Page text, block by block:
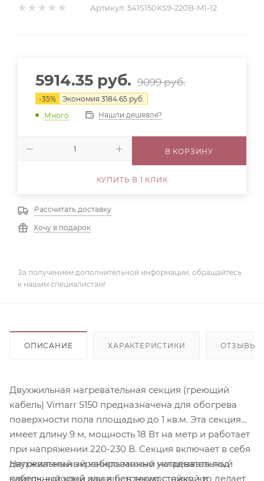
Артикул: 541S150KS9-220B-M1-12
5914.35 руб. 9099руб.
-35% Экономия 3184.65 руб.
Много
Нашли дешевле?
В КОРЗИНУ
КУПИТЬ В 1 КЛИК
Рассчитать доставку
Хочу в подарок
За получением дополнительной информации, обращайтесь
к нашим специалистам!
ОПИСАНИЕ ХАРАКТЕРИСТИКИ ОТЗЫВЫ
Двухжильная нагревательная секция (греющий
кабель) Vimarr S150 предназначена для обогрева
поверхности пола площадью до 1 кв.м. Эта секция
имеет длину 9 м, мощность 18 Вт на метр и работает
при напряжении 220-230 В. Секция включает в себя
двухжильный экранированный нагревательный
кабель, который защищен термостойкой и
Нагревательный кабель можно укладывать под
плиточный клей или в бетонную стяжку, что делает